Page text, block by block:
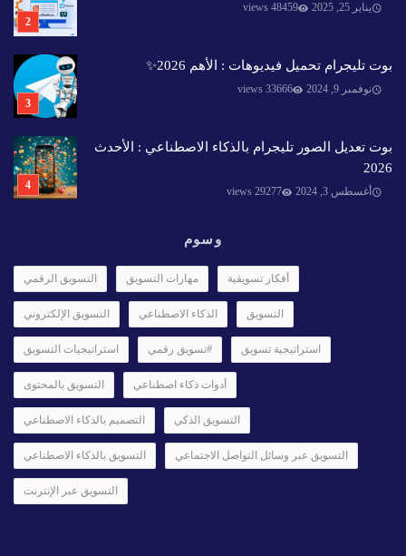
يناير 25, 2025 48459 views
بوت تليجرام تحميل فيديوهات : الأهم 2026✨️
نوفمبر 9, 2024 33666 views
بوت تعديل الصور تليجرام بالذكاء الاصطناعي : الأحدث
2026
أغسطس 3, 2024 29277 views
وسوم
التسويق الرقمي مهارات التسويق أفكار تسويقية
التسويق الإلكتروني الذكاء الاصطناعي التسويق
استراتيجيات التسويق #تسويق رقمي استراتيجية تسويق
التسويق بالمحتوى أدوات ذكاء اصطناعي
التصميم بالذكاء الاصطناعي التسويق الذكي
التسويق بالذكاء الاصطناعي التسويق عبر وسائل التواصل الاجتماعي
التسويق عبر الإنترنت